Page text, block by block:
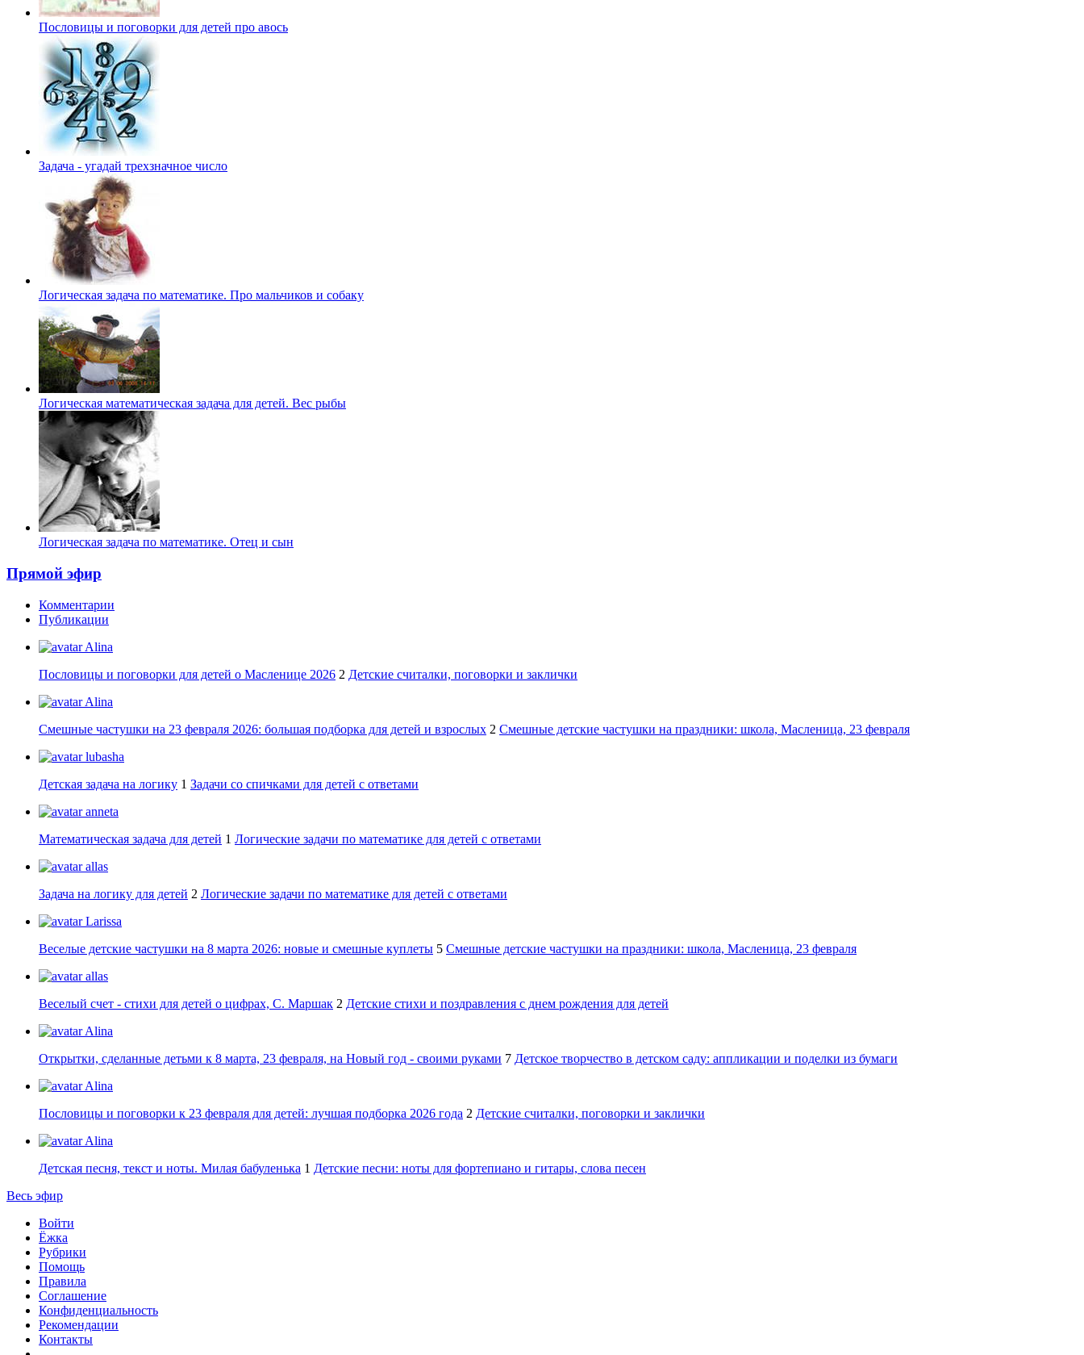
Пословицы и поговорки для детей про авось
Задача - угадай трехзначное число
Логическая задача по математике. Про мальчиков и собаку
Логическая математическая задача для детей. Вес рыбы
Логическая задача по математике. Отец и сын
Прямой эфир
Комментарии
Публикации
Alina
Пословицы и поговорки для детей о Масленице 2026 2 Детские считалки, поговорки и заклички
Alina
Смешные частушки на 23 февраля 2026: большая подборка для детей и взрослых 2 Смешные детские частушки на праздники: школа, Масленица, 23 февраля
lubasha
Детская задача на логику 1 Задачи со спичками для детей с ответами
anneta
Математическая задача для детей 1 Логические задачи по математике для детей с ответами
allas
Задача на логику для детей 2 Логические задачи по математике для детей с ответами
Larissa
Веселые детские частушки на 8 марта 2026: новые и смешные куплеты 5 Смешные детские частушки на праздники: школа, Масленица, 23 февраля
allas
Веселый счет - стихи для детей о цифрах, С. Маршак 2 Детские стихи и поздравления с днем рождения для детей
Alina
Открытки, сделанные детьми к 8 марта, 23 февраля, на Новый год - своими руками 7 Детское творчество в детском саду: аппликации и поделки из бумаги
Alina
Пословицы и поговорки к 23 февраля для детей: лучшая подборка 2026 года 2 Детские считалки, поговорки и заклички
Alina
Детская песня, текст и ноты. Милая бабуленька 1 Детские песни: ноты для фортепиано и гитары, слова песен
Весь эфир
Войти
Ёжка
Рубрики
Помощь
Правила
Соглашение
Конфиденциальность
Рекомендации
Контакты